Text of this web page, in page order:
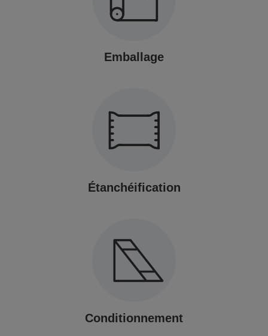
Emballage
Étanchéification
Conditionnement